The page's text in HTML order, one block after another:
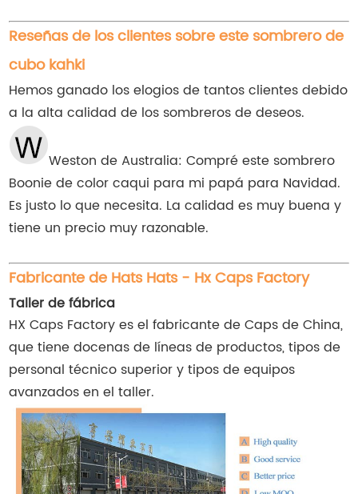
Reseñas de los clientes sobre este sombrero de
cubo kahki
Hemos ganado los elogios de tantos clientes debido
a la alta calidad de los sombreros de deseos.
Weston de Australia: Compré este sombrero
Boonie de color caqui para mi papá para Navidad.
Es justo lo que necesita. La calidad es muy buena y
tiene un precio muy razonable.
Fabricante de Hats Hats - Hx Caps Factory
Taller de fábrica
HX Caps Factory es el fabricante de Caps de China,
que tiene docenas de líneas de productos, tipos de
personal técnico superior y tipos de equipos
avanzados en el taller.